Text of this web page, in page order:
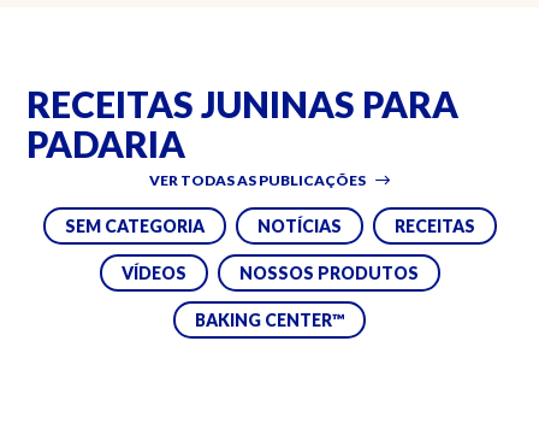
RECEITAS JUNINAS PARA
PADARIA
VER TODAS AS PUBLICAÇÕES
SEM CATEGORIA NOTÍCIAS RECEITAS
VÍDEOS NOSSOS PRODUTOS
BAKING CENTER™